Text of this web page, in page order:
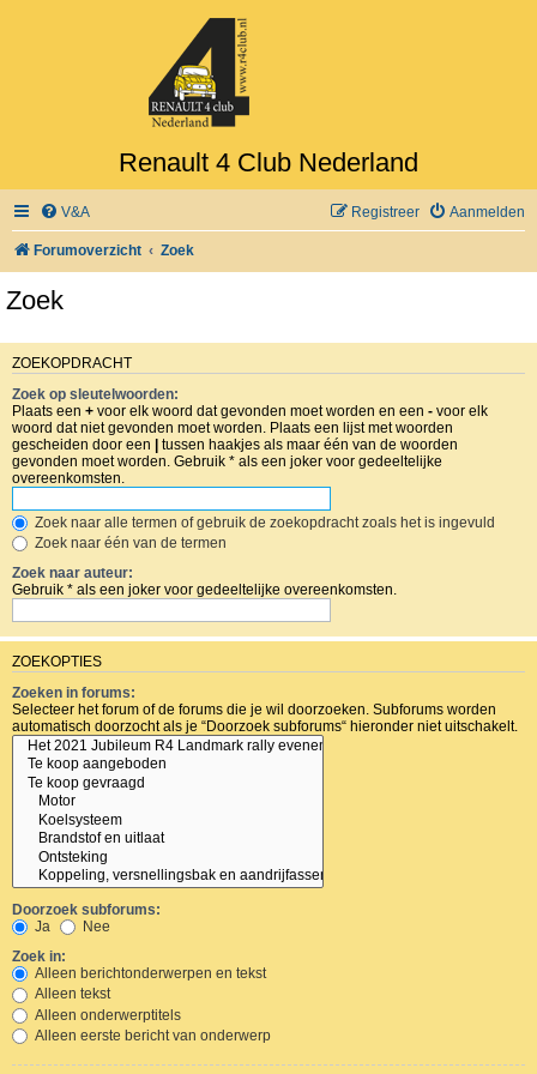
Renault 4 Club Nederland
V&A Aanmelden
Registreer
Forumoverzicht Zoek
Zoek
ZOEKOPDRACHT
Zoek op sleutelwoorden:
Plaats een + voor elk woord dat gevonden moet worden en een - voor elk
woord dat niet gevonden moet worden. Plaats een lijst met woorden
gescheiden door een | tussen haakjes als maar één van de woorden
gevonden moet worden. Gebruik * als een joker voor gedeeltelijke
overeenkomsten.
Zoek naar alle termen of gebruik de zoekopdracht zoals het is ingevuld
Zoek naar één van de termen
Zoek naar auteur:
Gebruik * als een joker voor gedeeltelijke overeenkomsten.
ZOEKOPTIES
Zoeken in forums:
Selecteer het forum of de forums die je wil doorzoeken. Subforums worden
automatisch doorzocht als je “Doorzoek subforums“ hieronder niet uitschakelt.
Doorzoek subforums:
Ja
Nee
Zoek in:
Alleen berichtonderwerpen en tekst
Alleen tekst
Alleen onderwerptitels
Alleen eerste bericht van onderwerp